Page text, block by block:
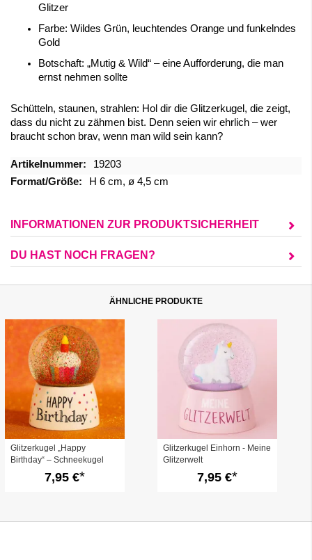
Glitzer
Farbe: Wildes Grün, leuchtendes Orange und funkelndes
Gold
Botschaft: „Mutig & Wild“ – eine Aufforderung, die man
ernst nehmen sollte
Schütteln, staunen, strahlen: Hol dir die Glitzerkugel, die zeigt,
dass du nicht zu zähmen bist. Denn seien wir ehrlich – wer
braucht schon brav, wenn man wild sein kann?
Mehr
Informationen
19203
H 6 cm, ø 4,5 cm
INFORMATIONEN ZUR PRODUKTSICHERHEIT
DU HAST NOCH FRAGEN?
ÄHNLICHE PRODUKTE
Glitzerkugel „Happy
Birthday“ – Schneekugel
zum Geburtstag
7,95 €
Glitzerkugel Einhorn - Meine
Glitzerwelt
7,95 €